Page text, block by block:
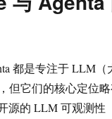
ai
的
视
频
都是专注于 LLM（
但它们的核心定位略
源的 LLM 可观测性